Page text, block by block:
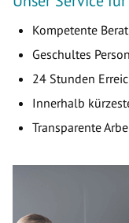
Kompetente
Geschultes
24 Stunden
Innerhalb
Transparente